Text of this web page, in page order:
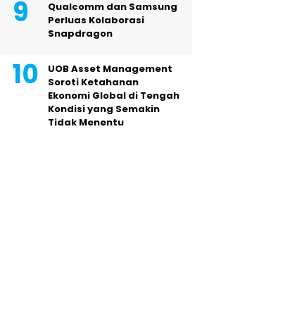
Qualcomm dan Samsung
Perluas Kolaborasi
Snapdragon
UOB Asset Management
Soroti Ketahanan
Ekonomi Global di Tengah
Kondisi yang Semakin
Tidak Menentu